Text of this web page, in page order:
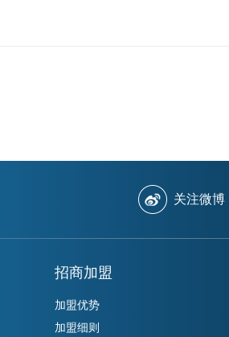
关注微博
招商加盟
加盟优势
加盟细则